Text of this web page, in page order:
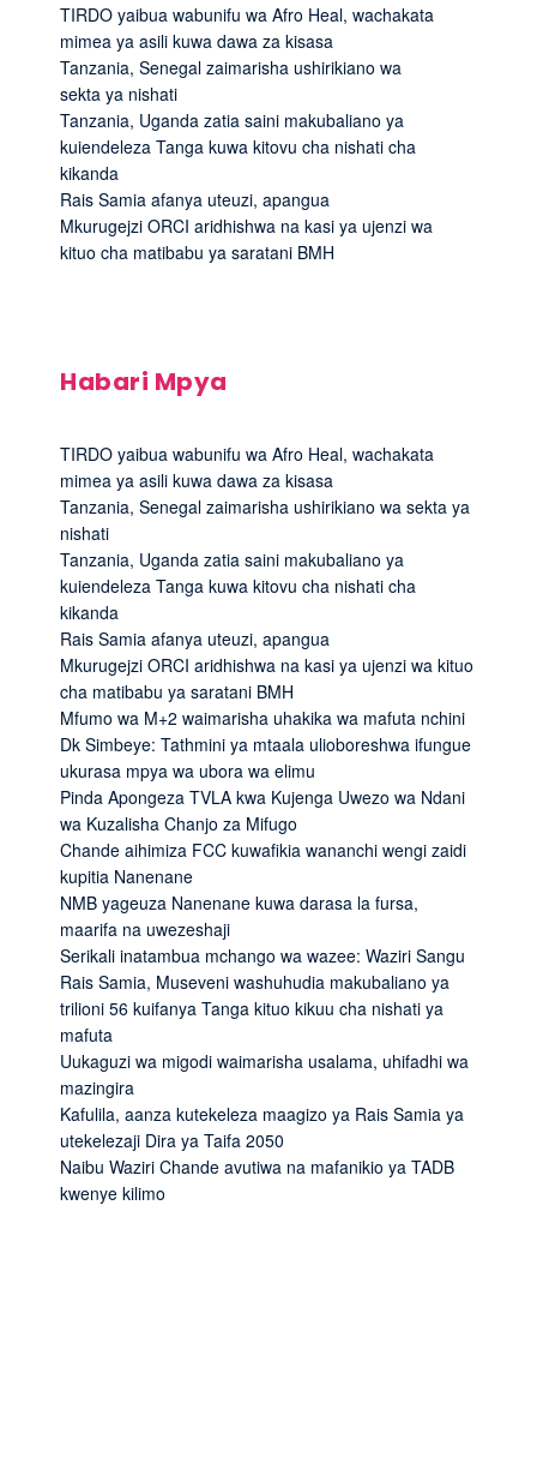
TIRDO yaibua wabunifu wa Afro Heal, wachakata
mimea ya asili kuwa dawa za kisasa
Tanzania, Senegal zaimarisha ushirikiano wa
sekta ya nishati
Tanzania, Uganda zatia saini makubaliano ya
kuiendeleza Tanga kuwa kitovu cha nishati cha
kikanda
Rais Samia afanya uteuzi, apangua
Mkurugejzi ORCI aridhishwa na kasi ya ujenzi wa
kituo cha matibabu ya saratani BMH
Habari Mpya
TIRDO yaibua wabunifu wa Afro Heal, wachakata
mimea ya asili kuwa dawa za kisasa
Tanzania, Senegal zaimarisha ushirikiano wa sekta ya
nishati
Tanzania, Uganda zatia saini makubaliano ya
kuiendeleza Tanga kuwa kitovu cha nishati cha
kikanda
Rais Samia afanya uteuzi, apangua
Mkurugejzi ORCI aridhishwa na kasi ya ujenzi wa kituo
cha matibabu ya saratani BMH
Mfumo wa M+2 waimarisha uhakika wa mafuta nchini
Dk Simbeye: Tathmini ya mtaala ulioboreshwa ifungue
ukurasa mpya wa ubora wa elimu
Pinda Apongeza TVLA kwa Kujenga Uwezo wa Ndani
wa Kuzalisha Chanjo za Mifugo
Chande aihimiza FCC kuwafikia wananchi wengi zaidi
kupitia Nanenane
NMB yageuza Nanenane kuwa darasa la fursa,
maarifa na uwezeshaji
Serikali inatambua mchango wa wazee: Waziri Sangu
Rais Samia, Museveni washuhudia makubaliano ya
trilioni 56 kuifanya Tanga kituo kikuu cha nishati ya
mafuta
Uukaguzi wa migodi waimarisha usalama, uhifadhi wa
mazingira
Kafulila, aanza kutekeleza maagizo ya Rais Samia ya
utekelezaji Dira ya Taifa 2050
Naibu Waziri Chande avutiwa na mafanikio ya TADB
kwenye kilimo